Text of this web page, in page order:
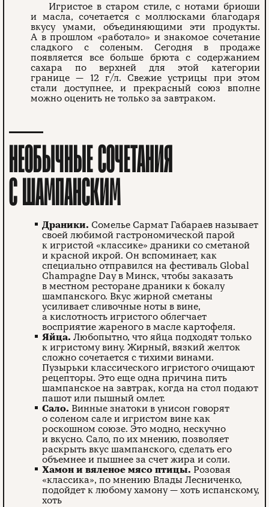
Игристое в старом стиле, с нотами бриоши
и масла, сочетается с моллюсками благодаря
вкусу умами, объединяющими эти продукты.
А в прошлом «работало» и знакомое сочетание
сладкого с соленым. Сегодня в продаже
появляется все больше брюта с содержанием
сахара по верхней для этой категории
границе — 12 г/л. Свежие устрицы при этом
стали доступнее, и прекрасный союз вполне
можно оценить не только за завтраком.
НЕОБЫЧНЫЕ СОЧЕТАНИЯ
С ШАМПАНСКИМ
Драники. Сомелье Сармат Габараев называет
своей любимой гастрономической парой
к игристой «классике» драники со сметаной
и красной икрой. Он вспоминает, как
специально отправился на фестиваль Global
Champagne Day в Минск, чтобы заказать
в местном ресторане драники к бокалу
шампанского. Вкус жирной сметаны
усиливает сливочные ноты в вине,
а кислотность игристого облегчает
восприятие жареного в масле картофеля.
Яйца. Любопытно, что яйца подходят только
к игристому вину. Жирный, вязкий желток
сложно сочетается с тихими винами.
Пузырьки классического игристого очищают
рецепторы. Это еще одна причина пить
шампанское на завтрак, когда на стол подают
пашот или пышный омлет.
Сало. Винные знатоки в унисон говорят
о соленом сале и игристом вине как
роскошном союзе. Это модно, нескучно
и вкусно. Сало, по их мнению, позволяет
раскрыть вкус шампанского, сделать его
объемнее и пышнее за счет жира и соли.
Хамон и вяленое мясо птицы. Розовая
«классика», по мнению Влады Лесниченко,
подойдет к любому хамону — хоть испанскому,
хоть